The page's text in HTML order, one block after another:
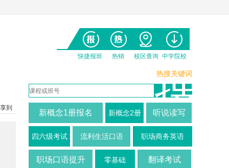
快捷报班 热销 校区查询 中学院校
到
热搜关键词
新概念1册报名 新概念2册 听说读写
四六级考试 流利生活口语 职场商务英语
职场口语提升 零基础 翻译考试